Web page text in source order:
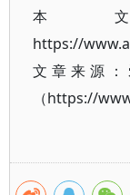
本
https://
文章来源
（https://